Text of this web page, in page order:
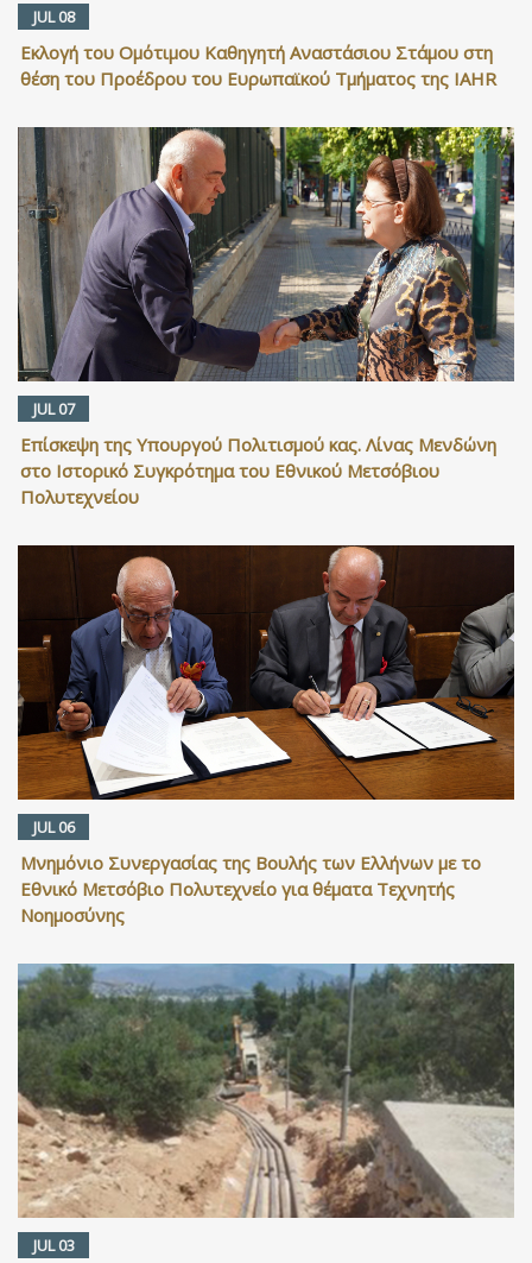
JUL 08
Εκλογή του Ομότιμου Καθηγητή Αναστάσιου Στάμου στη
θέση του Προέδρου του Ευρωπαϊκού Τμήματος της IAHR
JUL 07
Επίσκεψη της Υπουργού Πολιτισμού κας. Λίνας Μενδώνη
στο Ιστορικό Συγκρότημα του Εθνικού Μετσόβιου
Πολυτεχνείου
JUL 06
Μνημόνιο Συνεργασίας της Βουλής των Ελλήνων με το
Εθνικό Μετσόβιο Πολυτεχνείο για θέματα Τεχνητής
Νοημοσύνης
JUL 03